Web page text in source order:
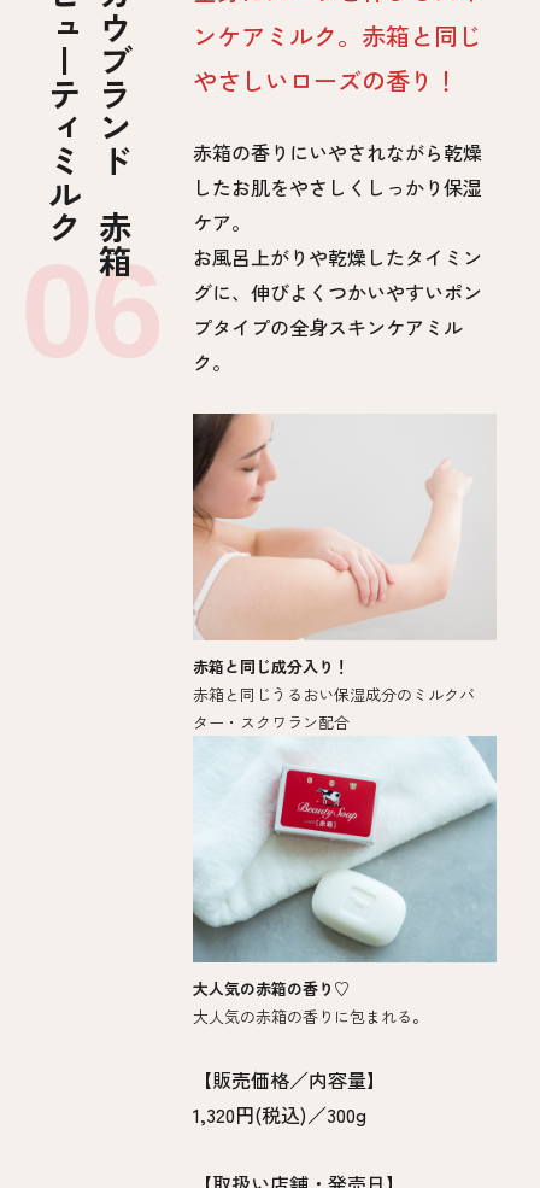
カウブランド 赤箱
ビューティミルク
ンケアミルク。赤箱と同じ
やさしいローズの香り！
赤箱の香りにいやされながら乾燥
したお肌をやさしくしっかり保湿
ケア。
お風呂上がりや乾燥したタイミン
グに、伸びよくつかいやすいポン
プタイプの全身スキンケアミル
ク。
赤箱と同じ成分入り！
赤箱と同じうるおい保湿成分のミルクバ
ター・スクワラン配合
大人気の赤箱の香り♡
大人気の赤箱の香りに包まれる。
【販売価格／内容量】
1,320円(税込)／300g